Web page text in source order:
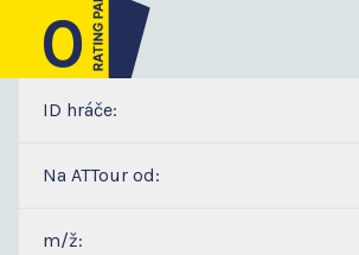
5
0
ID hráče:
Na ATTour od:
m/ž: